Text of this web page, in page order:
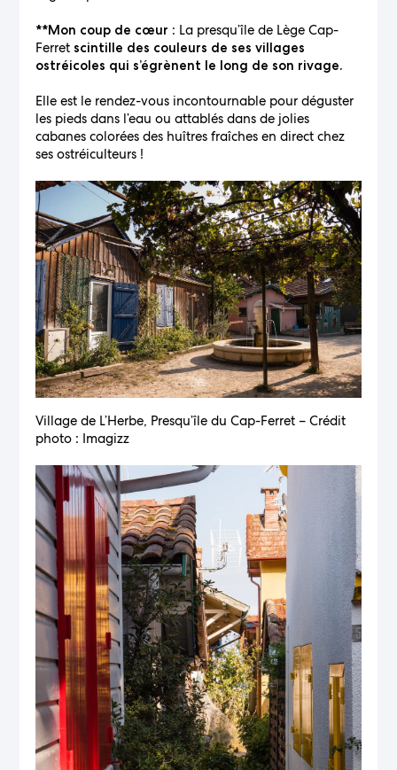
**Mon coup de cœur : La presqu’île de Lège Cap-
Ferret scintille des couleurs de ses villages
ostréicoles qui s’égrènent le long de son rivage.
Elle est le rendez-vous incontournable pour déguster
les pieds dans l’eau ou attablés dans de jolies
cabanes colorées des huîtres fraîches en direct chez
ses ostréiculteurs !
Village de L’Herbe, Presqu’île du Cap-Ferret – Crédit
photo : Imagizz